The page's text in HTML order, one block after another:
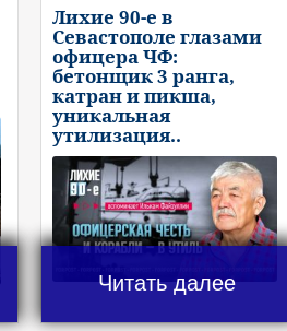
Лихие 90-е в
Севастополе глазами
офицера ЧФ:
бетонщик 3 ранга,
катран и пикша,
уникальная
утилизация..
Читать далее